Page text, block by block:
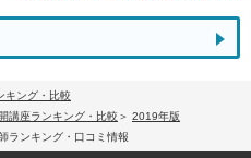
キング・比較
講座ランキング・比較
2019年版
ランキング・口コミ情報